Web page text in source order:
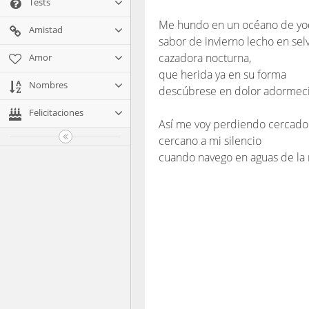
Amistad
Amor
Nombres
Felicitaciones
Me hundo en un océano de
sabor de invierno lecho en
cazadora nocturna,
que herida ya en su forma
descúbrese en dolor
Así me voy perdiendo
cercano a mi silencio
cuando navego en aguas de